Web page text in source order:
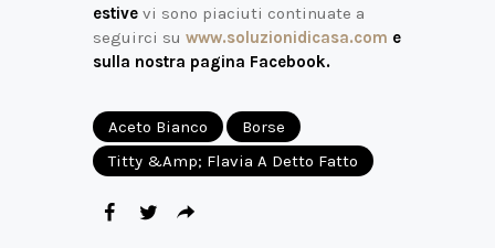
estive vi sono piaciuti continuate a
seguirci su www.soluzionidicasa.com e
sulla nostra pagina Facebook.
Aceto Bianco
Borse
Titty &amp; Flavia A Detto Fatto